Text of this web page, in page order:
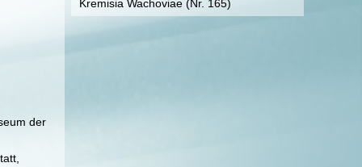
der
Kremisia Wachoviae (Nr. 165)